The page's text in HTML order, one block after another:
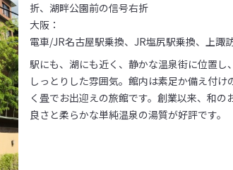
折、湖畔公園前の信号右折
大阪：
電車/JR名古屋駅乗換、JR塩尻駅乗換、上
駅にも、湖にも近く、静かな温泉街に位置し
しっとりした雰囲気。館内は素足か備え付
く畳でお出迎えの旅館です。創業以来、和の
良さと柔らかな単純温泉の湯質が好評です。